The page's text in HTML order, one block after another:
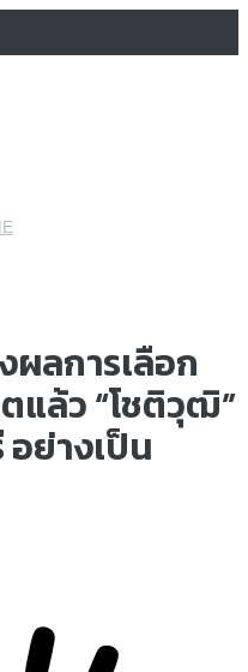
ผลการเลือก
แล้ว “โชติวุฒิ”
ย่างเป็น